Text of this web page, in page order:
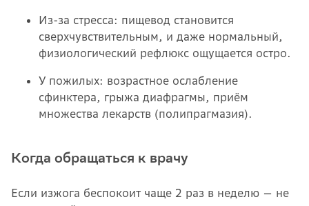
Из-за стресса: пищевод становится
сверхчувствительным, и даже нормальный,
физиологический рефлюкс ощущается остро.
У пожилых: возрастное ослабление
сфинктера, грыжа диафрагмы, приём
множества лекарств (полипрагмазия).
Когда обращаться к врачу
Если изжога беспокоит чаще 2 раз в неделю — не